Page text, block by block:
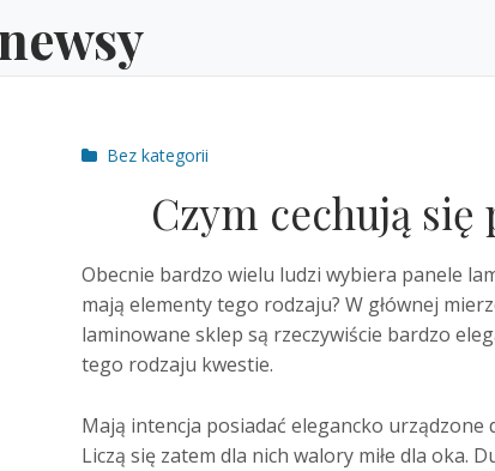
Post
Bez kategorii
Czym cechują się
Obecnie bardzo wielu ludzi wybiera panele
mają elementy tego rodzaju? W głównej
laminowane sklep są rzeczywiście bardzo
tego rodzaju kwestie.
Mają intencja posiadać elegancko
Liczą się zatem dla nich walory miłe dla oka.